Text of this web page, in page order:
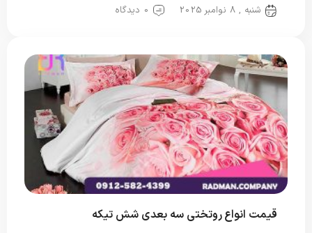
شنبه , 8 نوامبر 2025 0 دیدگاه
قیمت انواع روتختی سه بعدی شش تیکه